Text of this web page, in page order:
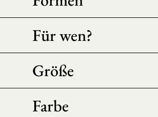
Für wen?
Größe
Farbe